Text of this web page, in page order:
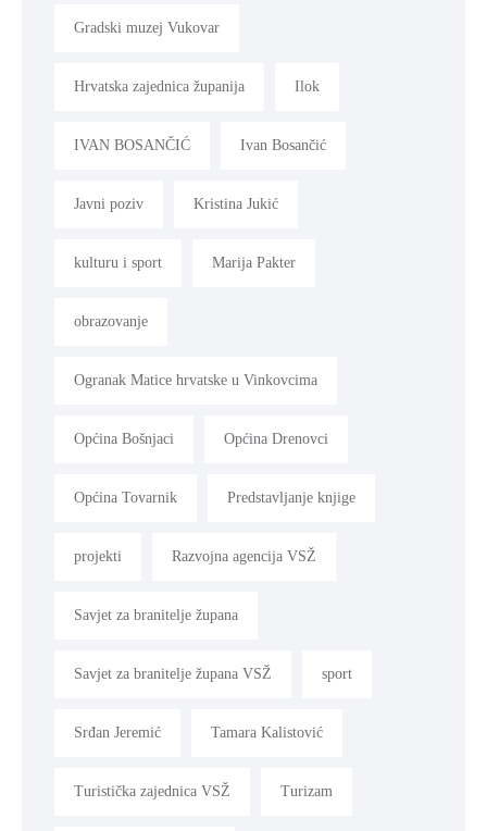
Gradski muzej Vukovar
Hrvatska zajednica županija Ilok
IVAN BOSANČIĆ Ivan Bosančić
Javni poziv Kristina Jukić
kulturu i sport Marija Pakter
obrazovanje
Ogranak Matice hrvatske u Vinkovcima
Općina Bošnjaci Općina Drenovci
Općina Tovarnik Predstavljanje knjige
projekti Razvojna agencija VSŽ
Savjet za branitelje župana
Savjet za branitelje župana VSŽ sport
Srđan Jeremić Tamara Kalistović
Turistička zajednica VSŽ Turizam